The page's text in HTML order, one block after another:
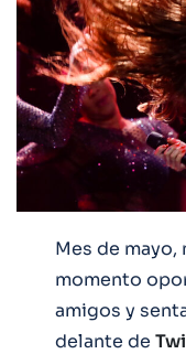
Mes de mayo,
momento
amigos y
delante de